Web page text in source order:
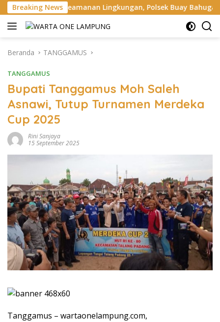
Langsung
ke
konten
Breaking News
Keamanan Lingkungan, Polsek Buay Bahuga Cek Ronda
Beranda TANGGAMUS
TANGGAMUS
Bupati Tanggamus Moh Saleh
Asnawi, Tutup Turnamen Merdeka
Cup 2025
Rini Sanjaya
15 September 2025
Tanggamus – wartaonelampung.com,